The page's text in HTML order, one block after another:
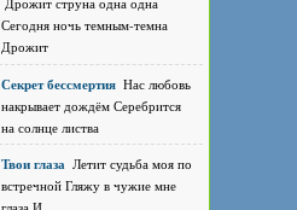
Сегодня ночь темным-темна
Дрожит
Секрет бессмертия Нас любовь
накрывает дождём Серебрится
на солнце листва
Твои глаза Летит судьба моя по
встречной Гляжу в чужие мне